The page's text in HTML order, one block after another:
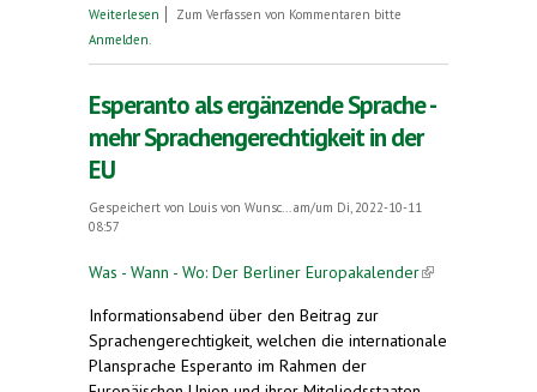
Weiterlesen über WM-Fußbälle "Al Rihla" und "Al Hilm" mit
Zum Verfassen von Kommentaren bitte
Anmelden
Esperanto als ergänzende Sprache -
mehr Sprachengerechtigkeit in der
EU
Gespeichert von Louis von Wunsc...
am/um Di, 2022-10-11
08:57
Was - Wann - Wo: Der Berliner Europakalender(link is
Informationsabend über den Beitrag zur
Sprachengerechtigkeit, welchen die internationale
Plansprache Esperanto im Rahmen der